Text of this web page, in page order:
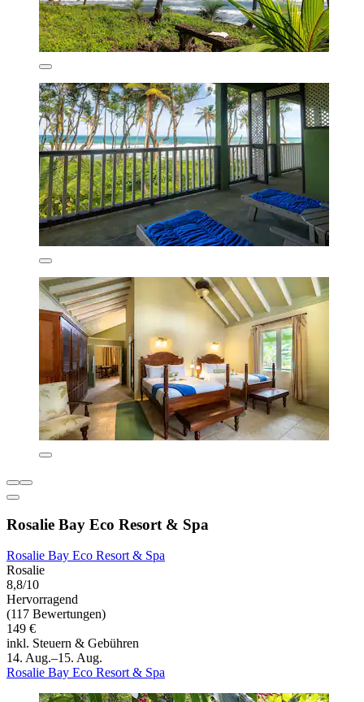
Rosalie Bay Eco Resort & Spa
Rosalie Bay Eco Resort & Spa
Rosalie
8,8/10
Hervorragend
(117 Bewertungen)
149 €
inkl. Steuern & Gebühren
14. Aug.–15. Aug.
Rosalie Bay Eco Resort & Spa